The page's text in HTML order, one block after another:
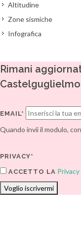
Altitudine
Zone sismiche
Infografica
Rimani
Castelguglielmo
EMAIL*
Quando invii il modulo,
PRIVACY*
ACCETTO LA
Voglio iscrivermi